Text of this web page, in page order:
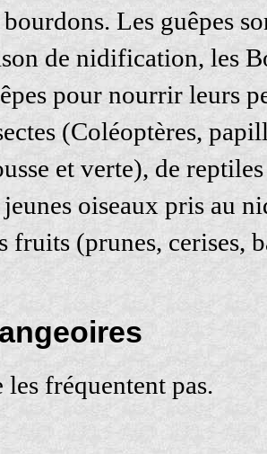
bourdons. Les guêpes
de nidification, les
pour nourrir leurs
(Coléoptères,
et verte), de
jeunes oiseaux pris au
fruits (prunes, cerises,
les fréquentent pas.